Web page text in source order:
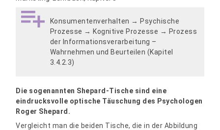
Konsumentenverhalten → Psychische
Prozesse → Kognitive Prozesse → Prozess
der Informationsverarbeitung –
Wahrnehmen und Beurteilen (Kapitel
3.4.2.3)
Die sogenannten Shepard-Tische sind eine
eindrucksvolle optische Täuschung des Psychologen
Roger Shepard.
Vergleicht man die beiden Tische, die in der Abbildung